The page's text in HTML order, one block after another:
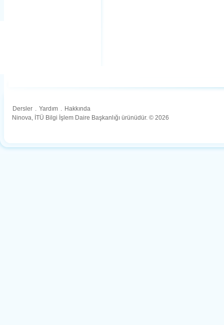
Dersler . Yardım . Hakkında
Ninova, İTÜ Bilgi İşlem Daire Başkanlığı ürünüdür. © 2026